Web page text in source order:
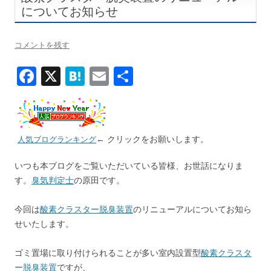
についてお知らせ
コメントを残す
F
ac
e
b
o
k
X H
at
e
n
E
l
人気ブログランキング← クリックをお願いします。
いつも本ブログをご覧いただいている皆様、お世話になりま
す。 臭気判定士の原田です。
今回は酸素クラスター脱臭装置のリニューアルについてお知ら
せいたします。
ゴミ置場に取り付けられることが多い室内設置型酸素クラスタ
ー脱臭装置ですが、